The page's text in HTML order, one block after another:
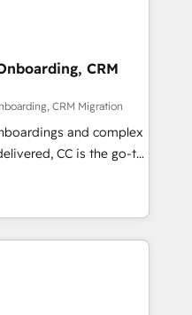
with tech companies
we are committed to
developing their
through
integration of
ecosystem. Would
your inbound
With 125+
the most certified
& French.
CRM
CRM Migration
and complex
CC is the go-to
ready to
smarter. We specialize
migrations and
Salesforce, NetSuite,
Dynamics, Wix,
turning fragmented
ready HubSpot